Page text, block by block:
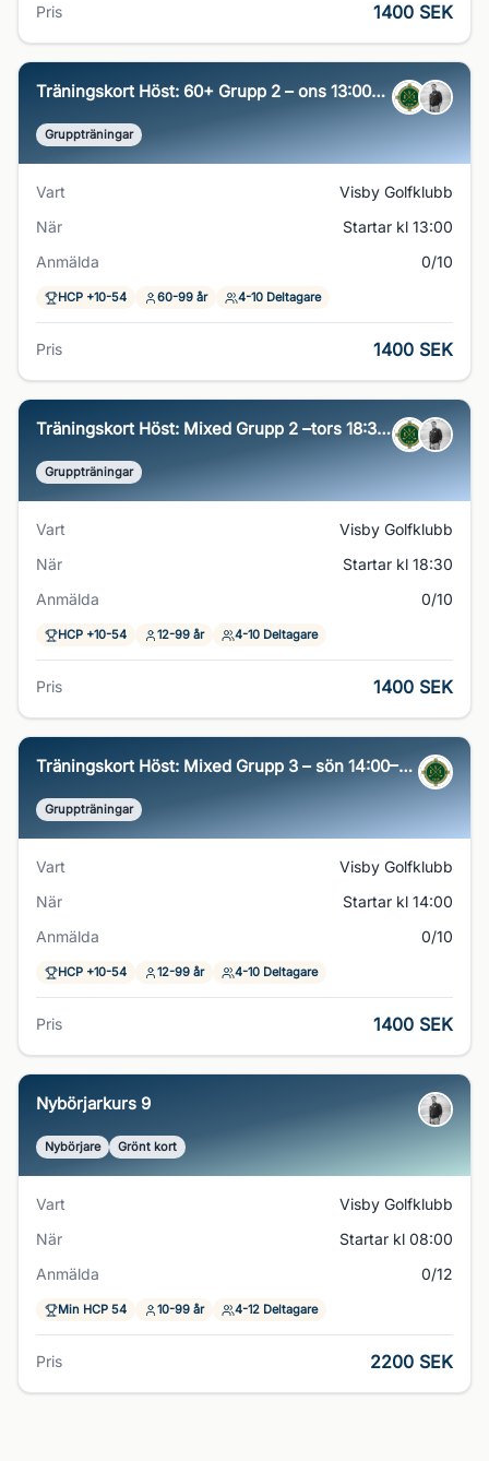
Pris 1400 SEK
Träningskort Höst: 60+ Grupp 2 – ons 13:00–14:00
Gruppträningar
Vart
Visby Golfklubb
När
Startar kl 13:00
Anmälda
0/10
HCP +10-54 60-99 år 4-10 Deltagare
Pris 1400 SEK
Träningskort Höst: Mixed Grupp 2 –tors 18:30–19:30
Gruppträningar
Vart
Visby Golfklubb
När
Startar kl 18:30
Anmälda
0/10
HCP +10-54 12-99 år 4-10 Deltagare
Pris 1400 SEK
Träningskort Höst: Mixed Grupp 3 – sön 14:00–15:00
Gruppträningar
Vart
Visby Golfklubb
När
Startar kl 14:00
Anmälda
0/10
HCP +10-54 12-99 år 4-10 Deltagare
Pris 1400 SEK
Nybörjarkurs 9
Nybörjare Grönt kort
Vart
Visby Golfklubb
När
Startar kl 08:00
Anmälda
0/12
Min HCP 54 10-99 år 4-12 Deltagare
Pris 2200 SEK